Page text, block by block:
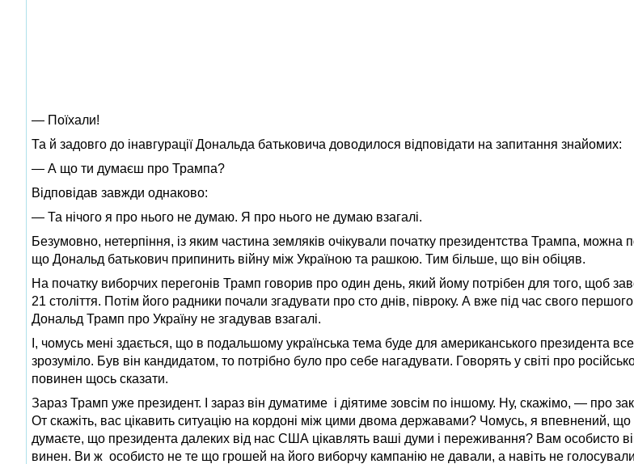
— Поїхали!
Та й задовго до інавгурації Дональда батьковича доводилося відповідати на запитання знайомих:
— А що ти думаєш про Трампа?
Відповідав завжди однаково:
— Та нічого я про нього не думаю. Я про нього не думаю взагалі.
Безумовно, нетерпіння, із яким частина земляків очікували початку президентства Трампа,
що Дональд батькович припинить війну між Україною та рашкою. Тим більше, що він обіцяв.
На початку виборчих перегонів Трамп говорив про один день, який йому потрібен для того, щоб
21 століття. Потім його радники почали згадувати про сто днів, півроку. А вже під час свого
Дональд Трамп про Україну не згадував взагалі.
І, чомусь мені здається, що в подальшому українська тема буде для американського президента
зрозуміло. Був він кандидатом, то потрібно було про себе нагадувати. Говорять у світі про
повинен щось сказати.
Зараз Трамп уже президент. І зараз він думатиме і діятиме зовсім по іншому. Ну, скажімо, — про
От скажіть, вас цікавить ситуацію на кордоні між цими двома державами? Чомусь, я впевнений, що
думаєте, що президента далеких від нас США цікавлять ваші думи і переживання? Вам особисто він
винен. Ви ж особисто не те що грошей на його виборчу кампанію не давали, а навіть не